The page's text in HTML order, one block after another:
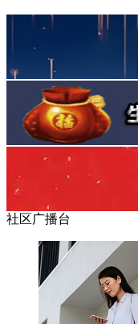
社区广播台